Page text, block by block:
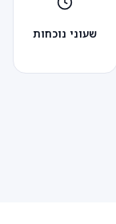
שעוני נוכחות